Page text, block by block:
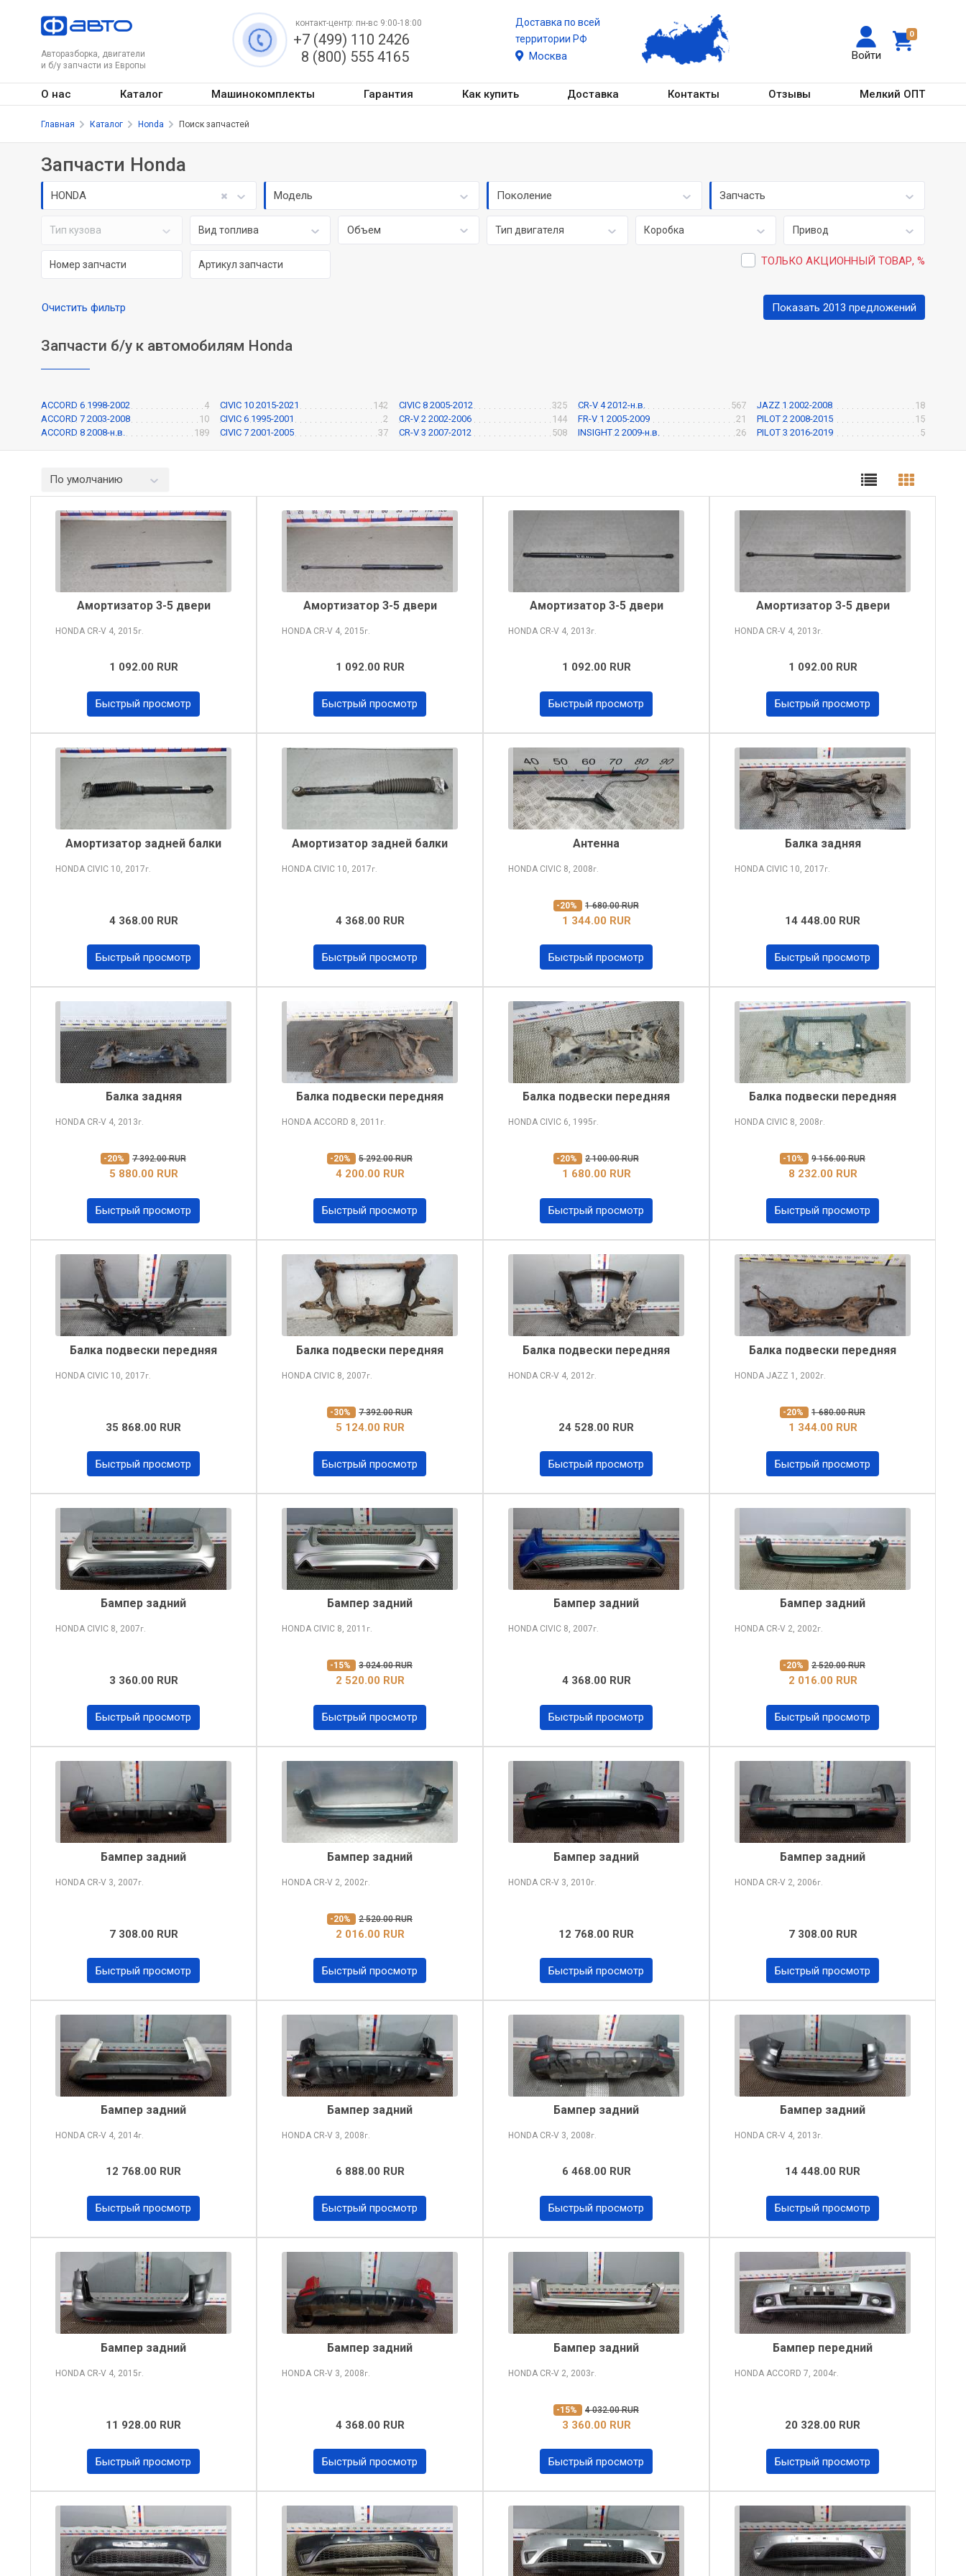
Авторазборка, двигатели
и б/у запчасти из Европы
0
Войти
контакт-центр: пн-вс 9:00-18:00
+7 (499) 110 2426
8 (800) 555 4165
Доставка по всей
территории РФ
Москва
О нас Каталог Машинокомплекты Гарантия Как купить Доставка Контакты Отзывы Мелкий ОПТ
Главная Каталог Honda Поиск запчастей
Запчасти Honda
HONDA Модель Поколение Запчасть
Тип кузова Вид топлива Объем Тип двигателя Коробка Привод
ТОЛЬКО АКЦИОННЫЙ ТОВАР, %
Очистить фильтр Показать 2013 предложений
Запчасти б/у к автомобилям Honda
ACCORD 6 1998-2002
4
ACCORD 7 2003-2008
10
ACCORD 8 2008-н.в.
189
CIVIC 10 2015-2021
142
CIVIC 6 1995-2001
2
CIVIC 7 2001-2005
37
CIVIC 8 2005-2012
325
CR-V 2 2002-2006
144
CR-V 3 2007-2012
508
CR-V 4 2012-н.в.
567
FR-V 1 2005-2009
21
INSIGHT 2 2009-н.в.
26
JAZZ 1 2002-2008
18
PILOT 2 2008-2015
15
PILOT 3 2016-2019
5
По умолчанию
Амортизатор 3-5 двери
HONDA CR-V 4, 2015г.
1 092.00 RUR
Быстрый просмотр
Амортизатор 3-5 двери
HONDA CR-V 4, 2015г.
1 092.00 RUR
Быстрый просмотр
Амортизатор 3-5 двери
HONDA CR-V 4, 2013г.
1 092.00 RUR
Быстрый просмотр
Амортизатор 3-5 двери
HONDA CR-V 4, 2013г.
1 092.00 RUR
Быстрый просмотр
Амортизатор задней балки
HONDA CIVIC 10, 2017г.
4 368.00 RUR
Быстрый просмотр
Амортизатор задней балки
HONDA CIVIC 10, 2017г.
4 368.00 RUR
Быстрый просмотр
Антенна
HONDA CIVIC 8, 2008г.
-20% 1 680.00 RUR
1 344.00 RUR
Быстрый просмотр
Балка задняя
HONDA CIVIC 10, 2017г.
14 448.00 RUR
Быстрый просмотр
Балка задняя
HONDA CR-V 4, 2013г.
-20% 7 392.00 RUR
5 880.00 RUR
Быстрый просмотр
Балка подвески передняя
HONDA ACCORD 8, 2011 г.
-20% 5 292.00 RUR
4 200.00 RUR
Быстрый просмотр
Балка подвески передняя
HONDA CIVIC 6, 1995г.
-20% 2 100.00 RUR
1 680.00 RUR
Быстрый просмотр
Балка подвески передняя
HONDA CIVIC 8, 2008г.
-10% 9 156.00 RUR
8 232.00 RUR
Быстрый просмотр
Балка подвески передняя
HONDA CIVIC 10, 2017г.
35 868.00 RUR
Быстрый просмотр
Балка подвески передняя
HONDA CIVIC 8, 2007г.
-30% 7 392.00 RUR
5 124.00 RUR
Быстрый просмотр
Балка подвески передняя
HONDA CR-V 4, 2012г.
24 528.00 RUR
Быстрый просмотр
Балка подвески передняя
HONDA JAZZ 1, 2002г.
-20% 1 680.00 RUR
1 344.00 RUR
Быстрый просмотр
Бампер задний
HONDA CIVIC 8, 2007г.
3 360.00 RUR
Быстрый просмотр
Бампер задний
HONDA CIVIC 8, 2011 г.
-15% 3 024.00 RUR
2 520.00 RUR
Быстрый просмотр
Бампер задний
HONDA CIVIC 8, 2007г.
4 368.00 RUR
Быстрый просмотр
Бампер задний
HONDA CR-V 2, 2002г.
-20% 2 520.00 RUR
2 016.00 RUR
Быстрый просмотр
Бампер задний
HONDA CR-V 3, 2007г.
7 308.00 RUR
Быстрый просмотр
Бампер задний
HONDA CR-V 2, 2002г.
-20% 2 520.00 RUR
2 016.00 RUR
Быстрый просмотр
Бампер задний
HONDA CR-V 3, 2010г.
12 768.00 RUR
Быстрый просмотр
Бампер задний
HONDA CR-V 2, 2006г.
7 308.00 RUR
Быстрый просмотр
Бампер задний
HONDA CR-V 4, 2014г.
12 768.00 RUR
Быстрый просмотр
Бампер задний
HONDA CR-V 3, 2008г.
6 888.00 RUR
Быстрый просмотр
Бампер задний
HONDA CR-V 3, 2008г.
6 468.00 RUR
Быстрый просмотр
Бампер задний
HONDA CR-V 4, 2013г.
14 448.00 RUR
Быстрый просмотр
Бампер задний
HONDA CR-V 4, 2015г.
11 928.00 RUR
Быстрый просмотр
Бампер задний
HONDA CR-V 3, 2008г.
4 368.00 RUR
Быстрый просмотр
Бампер задний
HONDA CR-V 2, 2003г.
-15% 4 032.00 RUR
3 360.00 RUR
Быстрый просмотр
Бампер передний
HONDA ACCORD 7, 2004г.
20 328.00 RUR
Быстрый просмотр